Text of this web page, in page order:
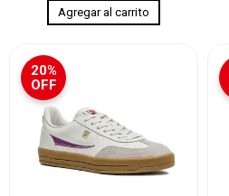
20%
OFF